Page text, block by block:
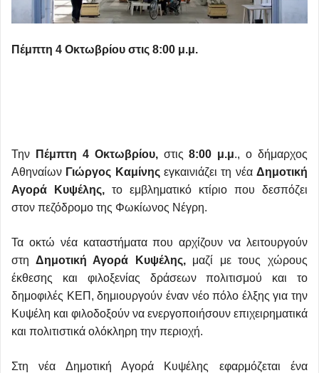
Πέμπτη 4 Οκτωβρίου στις 8:00 μ.μ.
Την Πέμπτη 4 Οκτωβρίου, στις8:00 μ.μ., ο δήμαρχος
Αθηναίων Γιώργος Καμίνης εγκαινιάζει τη νέα Δημοτική
Αγορά Κυψέλης, το εμβληματικό κτίριο που δεσπόζει
στον πεζόδρομο της Φωκίωνος Νέγρη.
Τα οκτώ νέα καταστήματα που αρχίζουν να λειτουργούν
στη Δημοτική Αγορά Κυψέλης, μαζί με τους χώρους
έκθεσης και φιλοξενίας δράσεων πολιτισμού και το
δημοφιλές ΚΕΠ, δημιουργούν έναν νέο πόλο έλξης για την
Κυψέλη και φιλοδοξούν να ενεργοποιήσουν επιχειρηματικά
και πολιτιστικά ολόκληρη την περιοχή.
Στη νέα Δημοτική Αγορά Κυψέλης εφαρμόζεται ένα